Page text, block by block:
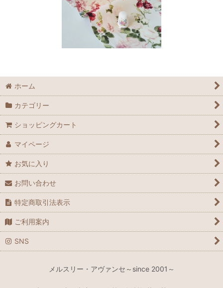
ホーム
カテゴリー
ショッピングカート
マイページ
お気に入り
お問い合わせ
特定商取引法表示
ご利用案内
SNS
メルスリー・アヴァンセ～since 2001～